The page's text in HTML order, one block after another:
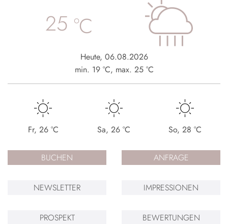
25 °C
Heute, 06.08.2026
min. 19 °C, max. 25 °C
Fr, 26 °C Sa,26 °C So, 28 °C
BUCHEN ANFRAGE
NEWSLETTER IMPRESSIONEN
PROSPEKT BEWERTUNGEN